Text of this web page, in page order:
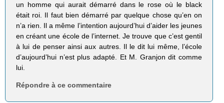
un homme qui aurait démarré dans le rose où le black
était roi. Il faut bien démarré par quelque chose qu’en on
n’a rien. Il a même l’intention aujourd’hui d’aider les jeunes
en créant une école de l’internet. Je trouve que c’est gentil
à lui de penser ainsi aux autres. Il le dit lui même, l’école
d’aujourd’hui n’est plus adapté. Et M. Granjon dit comme
lui.
Répondre à ce commentaire